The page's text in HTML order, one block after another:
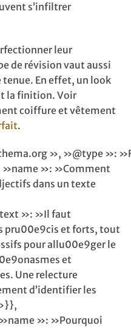
s’infiltrer
leur
de révision vaut aussi
En effet, un look
la finition. Voir
coiffure et vêtement
.
», »@type »:
»: »Comment
dans un texte
»: »Il faut
pru00e9cis et forts, tout
pour allu00e9ger le
et
Une relecture
d’identifier les
»: »Pourquoi